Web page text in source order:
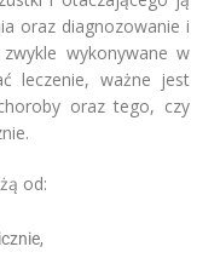
oraz diagnozowanie i
wykonywane w
leczenie, ważne jest
oraz tego, czy
od: